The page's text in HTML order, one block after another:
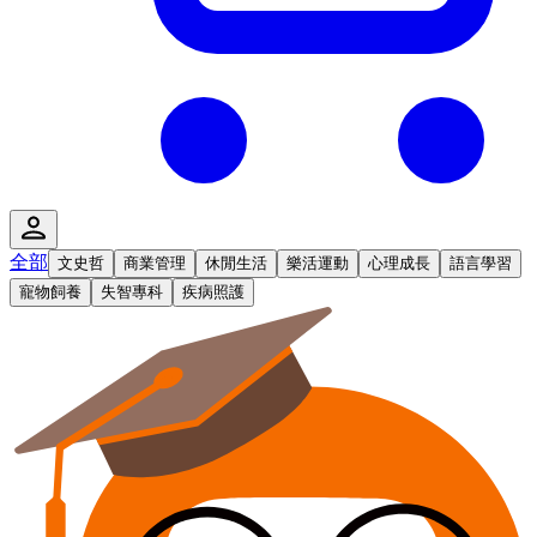
全部 文史哲 商業管理 休閒生活 樂活運動 心理成長
語言學習
寵物飼養
失智專科 疾病照護